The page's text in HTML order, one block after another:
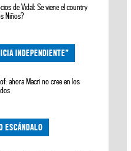
de Vidal: Se viene el country
Niños?
INDEPENDIENTE”
ahora Macri no cree en los
ESCÁNDALO